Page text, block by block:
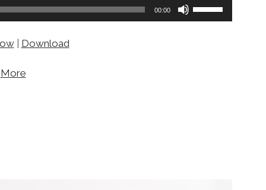
00:00
| Download
More